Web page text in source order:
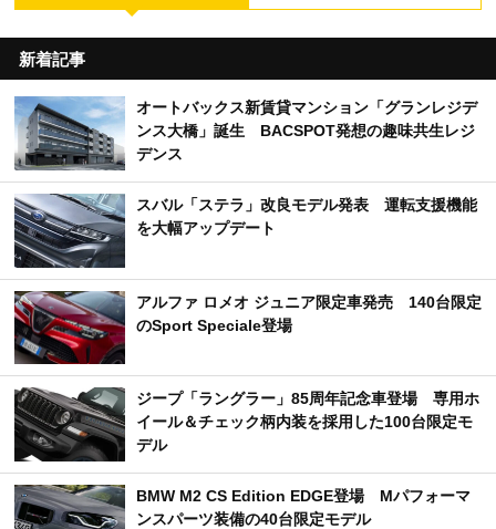
新着記事
オートバックス新賃貸マンション「グランレジデ
ンス大橋」誕生 BACSPOT発想の趣味共生レジ
デンス
スバル「ステラ」改良モデル発表 運転支援機能
を大幅アップデート
アルファ ロメオ ジュニア限定車発売 140台限定
のSport Speciale登場
ジープ「ラングラー」85周年記念車登場 専用ホ
イール＆チェック柄内装を採用した100台限定モ
デル
BMW M2 CS Edition EDGE登場 Mパフォーマ
ンスパーツ装備の40台限定モデル